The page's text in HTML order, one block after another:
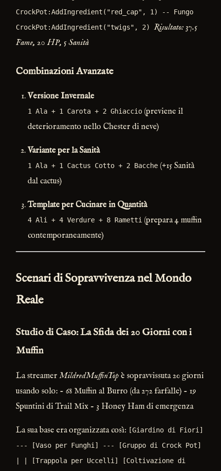
CrockPot:AddIngredient("red_cap", 1) -- Fungo
CrockPot:AddIngredient("twigs", 2) Risultato: 37.5
Fame, 20 HP, 5 Sanità
Combinazioni Avanzate
Versione Invernale
1 Ala + 1 Carota + 2 Ghiaccio (previene il
deterioramento nello Chester di neve)
Variante per la Sanità
1 Ala + 1 Cactus Cotto + 2 Bacche (+15 Sanità
dal cactus)
Template per Cucinare in Quantità
4 Ali + 4 Verdure + 8 Rametti (prepara 4 muffin
contemporaneamente)
Scenari di Sopravvivenza nel Mondo
Reale
Studio di Caso: La Sfida dei 20 Giorni con i
Muffin
La streamerMildredMuffinTopè sopravvissuta 20 giorni
usando solo: - 68 Muffin al Burro (da 272 farfalle) - 19
Spuntini di Trail Mix - 3 Honey Ham di emergenza
La sua base era organizzata così: [Giardino di Fiori]
--- [Vaso per Funghi] --- [Gruppo di Crock Pot]
| | [Trappola per Uccelli] [Coltivazione di